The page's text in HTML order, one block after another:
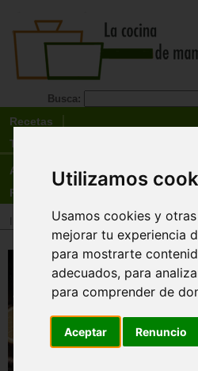
Utilizamos
Usamos cookies y
mejorar tu experiencia
para mostrarte
adecuados, para
para comprender de
Aceptar Renuncio
Busca:
Recetas
Tienda
Actualidad
Registro
Tienda >Libros>Temas
de